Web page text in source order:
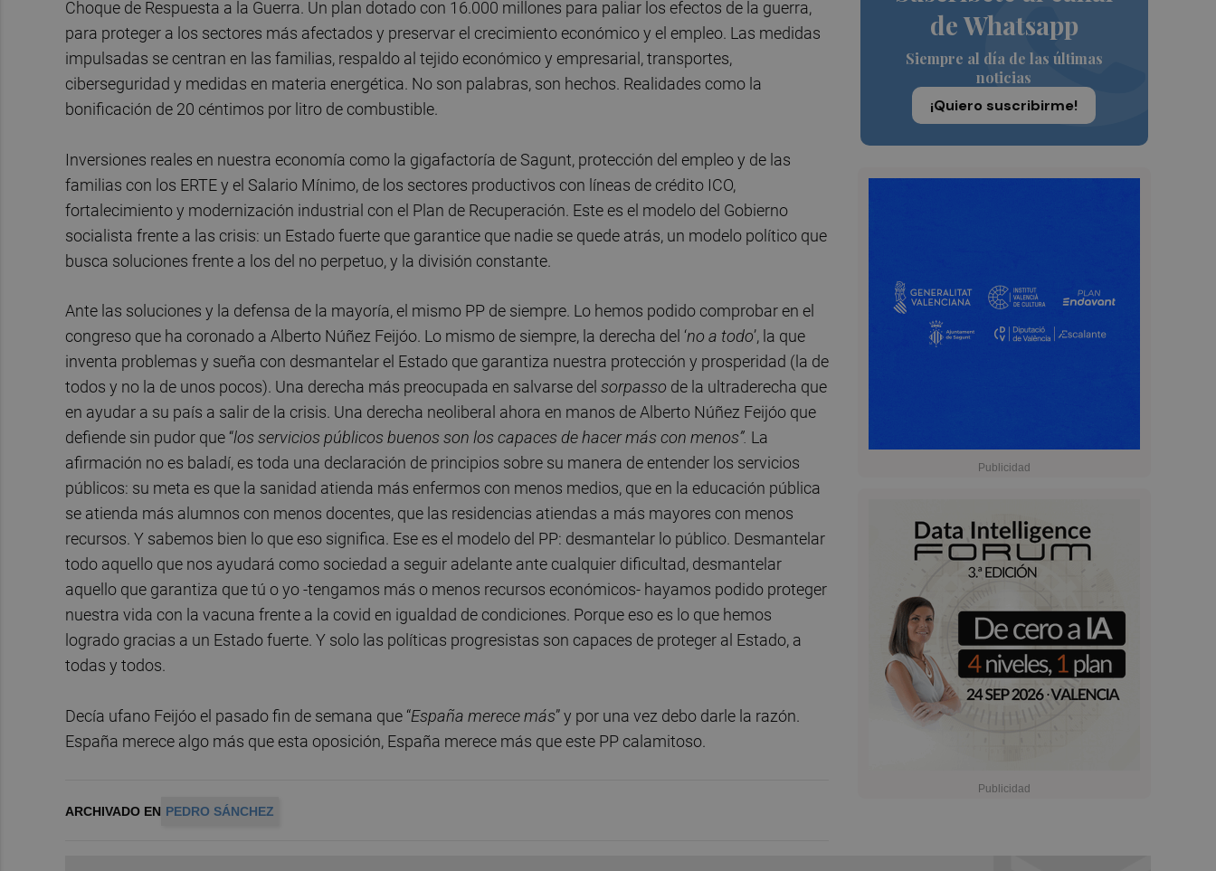
de Whatsapp
Siempre al día de las últimas
noticias
¡Quiero suscribirme!
Choque de Respuesta a la Guerra. Un plan dotado con 16.000 millones para paliar los efectos de la guerra,
para proteger a los sectores más afectados y preservar el crecimiento económico y el empleo. Las medidas
impulsadas se centran en las familias, respaldo al tejido económico y empresarial, transportes,
ciberseguridad y medidas en materia energética. No son palabras, son hechos. Realidades como la
bonificación de 20 céntimos por litro de combustible.
Inversiones reales en nuestra economía como la gigafactoría de Sagunt, protección del empleo y de las
familias con los ERTE y el Salario Mínimo, de los sectores productivos con líneas de crédito ICO,
fortalecimiento y modernización industrial con el Plan de Recuperación. Este es el modelo del Gobierno
socialista frente a las crisis: un Estado fuerte que garantice que nadie se quede atrás, un modelo político que
busca soluciones frente a los del no perpetuo, y la división constante.
Ante las soluciones y la defensa de la mayoría, el mismo PP de siempre. Lo hemos podido comprobar en el
congreso que ha coronado a Alberto Núñez Feijóo. Lo mismo de siempre, la derecha del ‘no a todo’, la que
inventa problemas y sueña con desmantelar el Estado que garantiza nuestra protección y prosperidad (la de
todos y no la de unos pocos). Una derecha más preocupada en salvarse del sorpasso de la ultraderecha que
en ayudar a su país a salir de la crisis. Una derecha neoliberal ahora en manos de Alberto Núñez Feijóo que
defiende sin pudor que “los servicios públicos buenos son los capaces de hacer más con menos”. La
afirmación no es baladí, es toda una declaración de principios sobre su manera de entender los servicios
públicos: su meta es que la sanidad atienda más enfermos con menos medios, que en la educación pública
se atienda más alumnos con menos docentes, que las residencias atiendas a más mayores con menos
recursos. Y sabemos bien lo que eso significa. Ese es el modelo del PP: desmantelar lo público. Desmantelar
todo aquello que nos ayudará como sociedad a seguir adelante ante cualquier dificultad, desmantelar
aquello que garantiza que tú o yo -tengamos más o menos recursos económicos- hayamos podido proteger
nuestra vida con la vacuna frente a la covid en igualdad de condiciones. Porque eso es lo que hemos
logrado gracias a un Estado fuerte. Y solo las políticas progresistas son capaces de proteger al Estado, a
todas y todos.
Decía ufano Feijóo el pasado fin de semana que “España merece más” y por una vez debo darle la razón.
España merece algo más que esta oposición, España merece más que este PP calamitoso.
ARCHIVADO EN PEDRO SÁNCHEZ